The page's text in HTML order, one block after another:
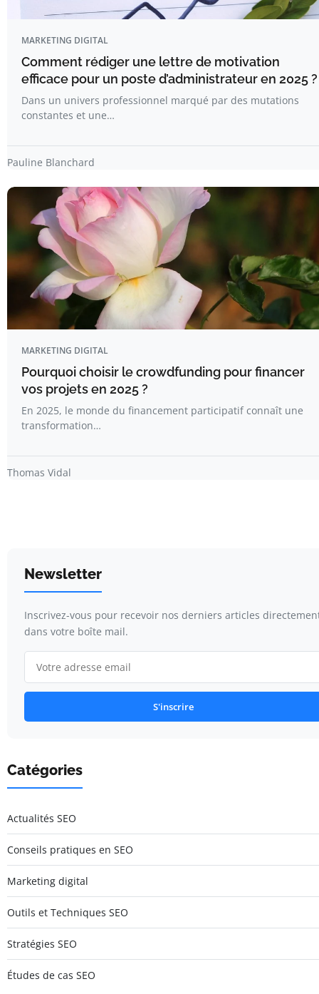
MARKETING DIGITAL
Comment rédiger une lettre de motivation
efficace pour un poste d’administrateur en 2025 ?
Dans un univers professionnel marqué par des mutations
constantes et une…
Pauline Blanchard
MARKETING DIGITAL
Pourquoi choisir le crowdfunding pour financer
vos projets en 2025 ?
En 2025, le monde du financement participatif connaît une
transformation…
Thomas Vidal
Newsletter
Inscrivez-vous pour recevoir nos derniers articles
dans votre boîte mail.
S'inscrire
Catégories
Actualités SEO
Conseils pratiques en SEO
Marketing digital
Outils et Techniques SEO
Stratégies SEO
Études de cas SEO